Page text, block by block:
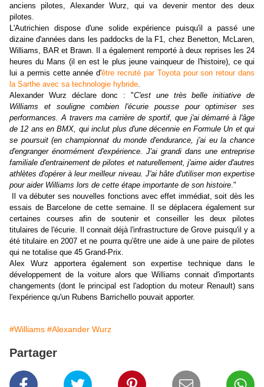
anciens pilotes, Alexander Wurz, qui va devenir mentor des deux
pilotes.
L'Autrichien dispose d'une solide expérience puisqu'il a passé une
dizaine d'années dans les paddocks de la F1, chez Benetton, McLaren,
Williams, BAR et Brawn. Il a également remporté à deux reprises les 24
heures du Mans (il en est le plus jeune vainqueur de l'histoire), ce qui
lui a permis cette année d'être recruté par Toyota pour son retour dans
la Sarthe avec sa technologie hybride.
Alexander Wurz déclare donc : "C'est une très belle initiative de
Williams et souligne combien l'écurie pousse pour optimiser ses
performances. A travers ma carrière de sportif, que j'ai démarré à l'âge
de 12 ans en BMX, qui inclut plus d'une décennie en Formule Un et qui
se poursuit (en championnat du monde d'endurance, j'ai eu la chance
d'engranger énormément d'expérience. J'ai grandi dans une entreprise
familiale d'entrainement de pilotes et naturellement, j'aime aider d'autres
athlètes d'opérer à leur meilleur niveau. J'ai hâte d'utiliser mon expertise
pour aider Williams lors de cette étape importante de son histoire."
Il va débuter ses nouvelles fonctions avec effet immédiat, soit dès les
essais de Barcelone de cette semaine. Il se déplacera également sur
certaines courses afin de soutenir et conseiller les deux pilotes
titulaires de l'écurie. Il connait déjà l'infrastructure de Grove puisqu'il y a
été titulaire en 2007 et ne pourra qu'être une aide à une paire de pilotes
qui ne totalise que 45 Grand-Prix.
Alex Wurz apportera également son expertise technique dans le
développement de la voiture alors que Williams connait d'importants
changements (dont le principal est l'adoption du moteur Renault) sans
l'expérience qu'un Rubens Barrichello pouvait apporter.
#Williams #Alexander Wurz
Partager